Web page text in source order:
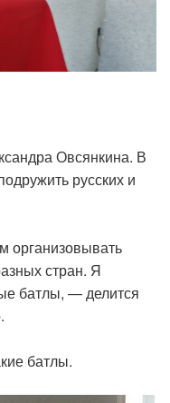
Овсянкина. В
русских и
стран. Я
батлы, — делится
батлы.